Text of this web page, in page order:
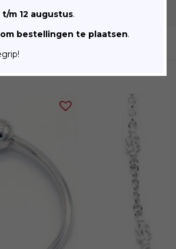
Aanvullende informatie
m 12 augustus.
bestellingen te plaatsen.